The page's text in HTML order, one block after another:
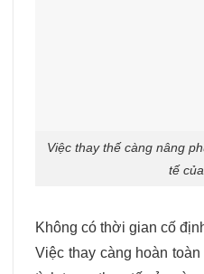
Việc thay thế càng nâng
tế
Không có thời gian cố
Việc thay càng hoàn